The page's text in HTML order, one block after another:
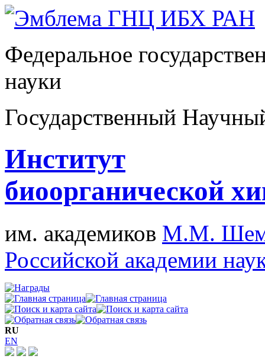
Федеральное
науки
Государственный
Институт
биоорганической
им. академиков М.М.
Российской академии
RU
EN